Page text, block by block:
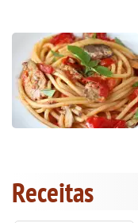
Receitas